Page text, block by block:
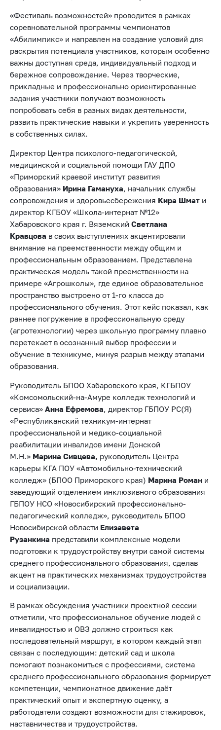
«Фестиваль возможностей» проводится в рамках
соревновательной программы чемпионатов
«Абилимпикс» и направлен на создание условий для
раскрытия потенциала участников, которым особенно
важны доступная среда, индивидуальный подход и
бережное сопровождение. Через творческие,
прикладные и профессионально ориентированные
задания участники получают возможность
попробовать себя в разных видах деятельности,
развить практические навыки и укрепить уверенность
в собственных силах.
Директор Центра психолого-педагогической,
медицинской и социальной помощи ГАУ ДПО
«Приморский краевой институт развития
образования» Ирина Гамануха, начальник службы
сопровождения и здоровьесбережения Кира Шмат и
директор КГБОУ «Школа-интернат №12»
Хабаровского края г. Вяземский Светлана
Кравцова в своих выступлениях акцентировали
внимание на преемственности между общим и
профессиональным образованием. Представлена
практическая модель такой преемственности на
примере «Агрошколы», где единое образовательное
пространство выстроено от 1-го класса до
профессионального обучения. Этот кейс показал, как
раннее погружение в профессиональную среду
(агротехнологии) через школьную программу плавно
перетекает в осознанный выбор профессии и
обучение в техникуме, минуя разрыв между этапами
образования.
Руководитель БПОО Хабаровского края, КГБПОУ
«Комсомольский-на-Амуре колледж технологий и
сервиса» Анна Ефремова , директор ГБПОУ РС(Я)
«Республиканский техникум-интернат
профессиональной и медико-социальной
реабилитации инвалидов имени Донской
М.Н.» Марина Сивцева, руководитель Центра
карьеры КГА ПОУ «Автомобильно-технический
колледж» (БПОО Приморского края) Марина Роман и
заведующий отделением инклюзивного образования
ГБПОУ НСО «Новосибирский профессионально-
педагогический колледж», руководитель БПОО
Новосибирской области Елизавета
Рузанкина представили комплексные модели
подготовки к трудоустройству внутри самой системы
среднего профессионального образования, сделав
акцент на практических механизмах трудоустройства
и социализации.
В рамках обсуждения участники проектной сессии
отметили, что профессиональное обучение людей с
инвалидностью и ОВЗ должно строиться как
последовательный маршрут, в котором каждый этап
связан с последующим: детский сад и школа
помогают познакомиться с профессиями, система
среднего профессионального образования формирует
компетенции, чемпионатное движение даёт
практический опыт и экспертную оценку, а
работодатели создают возможности для стажировок,
наставничества и трудоустройства.